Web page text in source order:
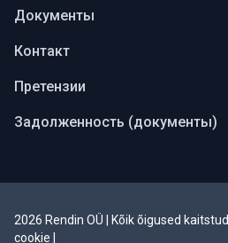
Документы
Контакт
Претензии
Задолженность (документы)
2026 Rendin OÜ | Kõik õigused kaitstud
cookie